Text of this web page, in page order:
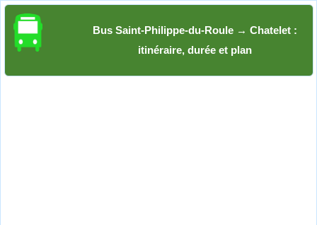
Bus Saint-Philippe-du-Roule → Chatelet :
itinéraire, durée et plan